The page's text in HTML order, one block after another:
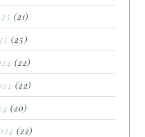
(21)
(25)
(22)
(22)
(20)
(22)